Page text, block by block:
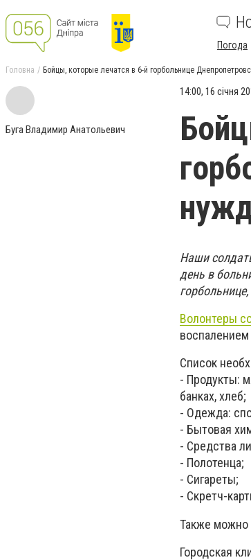
Погода
Головна Бойцы, которые лечатся в 6-й горбольнице
Буга Владимир Анатольевич
14:00, 16 січня
Наши
день в
Волонтеры
воспалением
Список
- Продукты:
банках, хлеб;
- Одежда:
- Бытовая
- Средства
- Полотенца;
- Сигареты;
- Скретч-
Также можно
Городская